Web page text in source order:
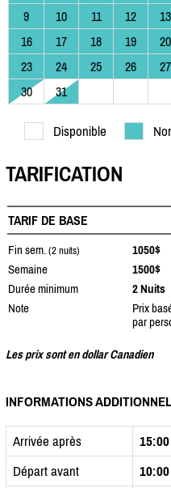
9
10 11 12 13
16
17 18 19 20
23
24 25 26 27
30
31
Disponible
TARIFICATION
TARIF DE BASE
Fin sem. (2 nuits)
1050$
Semaine
1500$
Durée minimum
2 Nuits
Note
Prix
par
Les prix sont en dollar Canadien
INFORMATIONS
Arrivée après
15:00
Départ avant
10:00